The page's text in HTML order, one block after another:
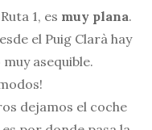
1, es muy plana.
el Puig Clarà hay
asequible.
dejamos el coche